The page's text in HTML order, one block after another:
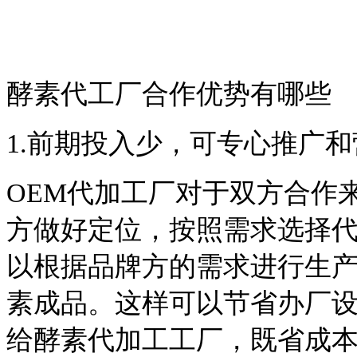
酵素代工厂合作优势有哪些
1.前期投入少，可专心推广
OEM代加工厂对于双方合作
方做好定位，按照需求选择
以根据品牌方的需求进行生
素成品。这样可以节省办厂
给酵素代加工工厂，既省成